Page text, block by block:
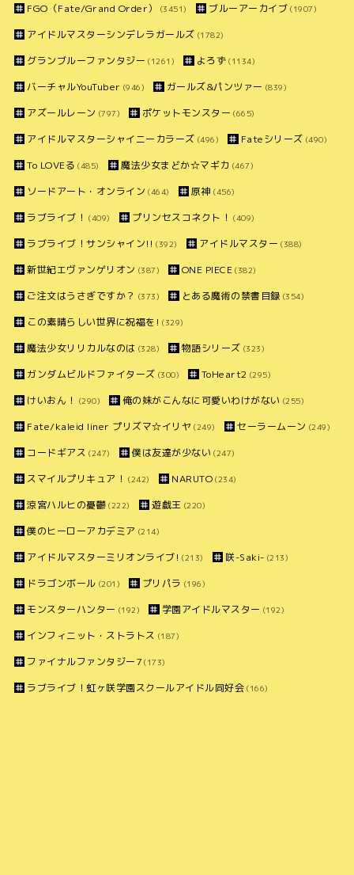
FGO（Fate/Grand Order） (3451) ブルーアーカイブ (1907)
アイドルマスターシンデレラガールズ (1782)
グランブルーファンタジー (1261) よろず (1134)
バーチャルYouTuber (946) ガールズ&パンツァー (839)
アズールレーン (797) ポケットモンスター (665)
アイドルマスターシャイニーカラーズ (496) Fateシリーズ (490)
To LOVEる (485) 魔法少女まどか☆マギカ (467)
ソードアート・オンライン (464) 原神 (456)
ラブライブ！ (409) プリンセスコネクト！ (409)
ラブライブ！サンシャイン!! (392) アイドルマスター (388)
新世紀エヴァンゲリオン (387) ONE PIECE (382)
ご注文はうさぎですか？ (373) とある魔術の禁書目録 (354)
この素晴らしい世界に祝福を! (329)
魔法少女リリカルなのは (328) 物語シリーズ (323)
ガンダムビルドファイターズ (300) ToHeart2 (295)
けいおん！ (290) 俺の妹がこんなに可愛いわけがない (255)
Fate/kaleid liner プリズマ☆イリヤ (249) セーラームーン (249)
コードギアス (247) 僕は友達が少ない (247)
スマイルプリキュア！ (242) NARUTO (234)
涼宮ハルヒの憂鬱 (222) 遊戯王 (220)
僕のヒーローアカデミア (214)
アイドルマスターミリオンライブ! (213) 咲-Saki- (213)
ドラゴンボール (201) プリパラ (196)
モンスターハンター (192) 学園アイドルマスター (192)
インフィニット・ストラトス (187)
ファイナルファンタジー7 (173)
ラブライブ！虹ヶ咲学園スクールアイドル同好会 (166)